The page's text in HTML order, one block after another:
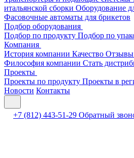
итальянской сборки Оборудование
Фасовочные автоматы для брикетов
Подбор оборудования
Подбор по продукту Подбор по
Компания
История компании Качество Отзывы
Философия компании Стать
Проекты
Проекты по продукту Проекты в
Новости Контакты
+7 (812) 443-51-29 Обратный